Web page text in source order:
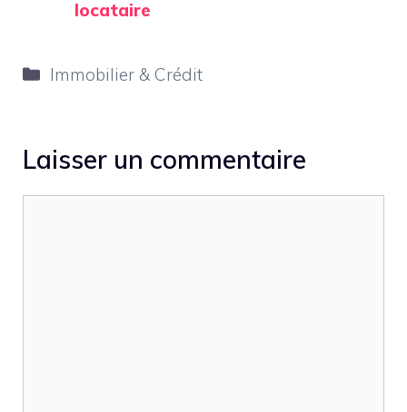
locataire
Catégories
Immobilier & Crédit
Laisser un commentaire